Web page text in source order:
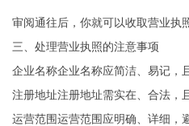
审阅通往后，你就可以收取营业执
三、处理营业执照的注意事项
企业名称企业名称应简洁、易记，
注册地址注册地址需实在、合法，
运营范围运营范围应明确、详细，